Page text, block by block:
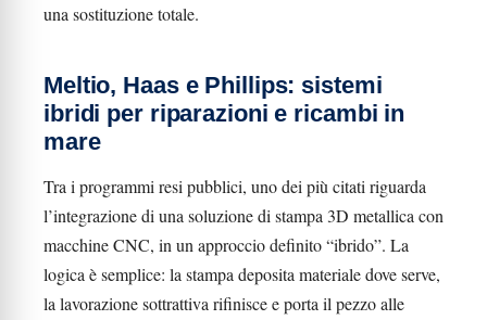
una sostituzione totale.
Meltio, Haas e Phillips: sistemi
ibridi per riparazioni e ricambi in
mare
Tra i programmi resi pubblici, uno dei più citati riguarda
l’integrazione di una soluzione di stampa 3D metallica con
macchine CNC, in un approccio definito “ibrido”. La
logica è semplice: la stampa deposita materiale dove serve,
la lavorazione sottrattiva rifinisce e porta il pezzo alle